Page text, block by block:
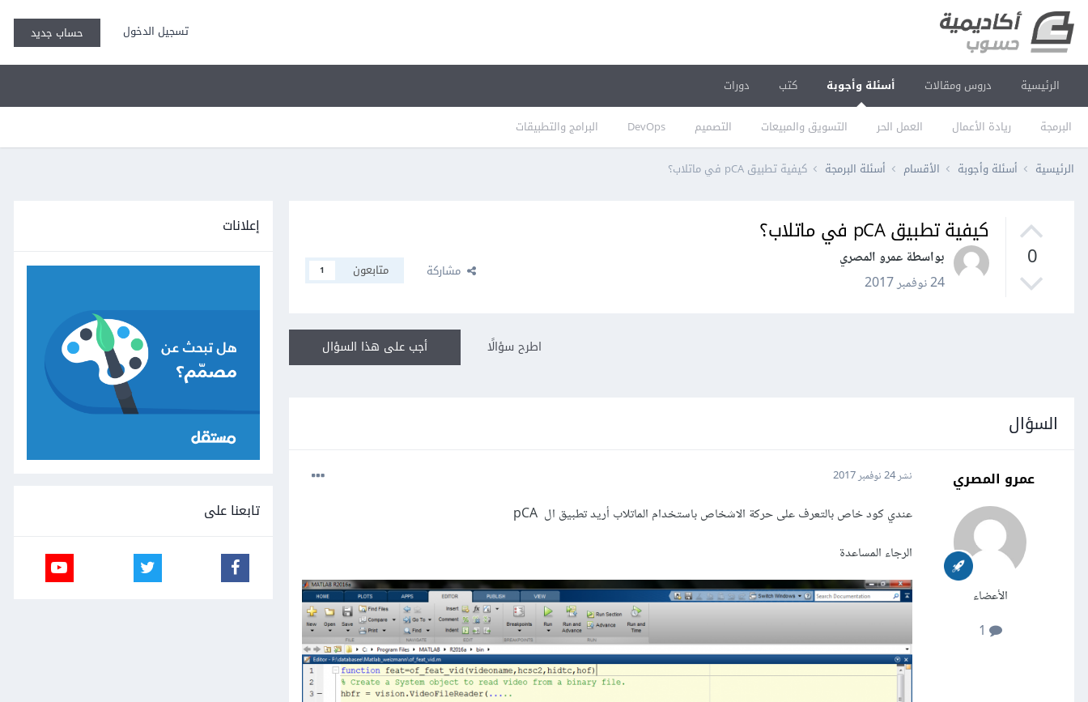
تسجيل الدخول حساب جديد
الرئيسية دروس ومقالات أسئلة وأجوبة
البرمجة ريادة الأعمال العمل الحر التسويق والمبيعات التصميم DevOps البرامج والتطبيقات
كتب دورات
الرئيسية أسئلة وأجوبة الأقسام أسئلة البرمجة كيفية تطبيق pCA في ماتلاب؟
0
كيفية تطبيق pCA في ماتلاب؟
بواسطة عمرو المصري
24 نوفمبر 2017
مشاركة متابعون 1
أجب على هذا السؤال اطرح سؤالًا
السؤال
عمرو المصري
الأعضاء
نشر24 نوفمبر 2017
عندي كود خاص بالتعرف على حركة الاشخاص باستخدام الماتلاب أريد تطبيق ال pCA
الرجاء المساعدة
إعلانات
تابعنا على